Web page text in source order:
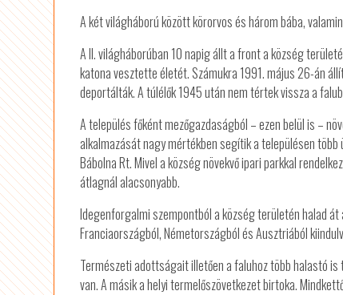
A két világháború között körorvos és három bába,
A II. világháborúban 10 napig állt a front a község
katona vesztette életét. Számukra 1991. május 26-án
deportálták. A túlélők 1945 után nem tértek vissza a
A település főként mezőgazdaságból – ezen belül is –
alkalmazását nagy mértékben segítik a településen
Bábolna Rt. Mivel a község növekvő ipari parkkal
átlagnál alacsonyabb.
Idegenforgalmi szempontból a község területén halad
Franciaországból, Németországból és Ausztriából
Természeti adottságait illetően a faluhoz több halastó
van. A másik a helyi termelőszövetkezet birtoka.